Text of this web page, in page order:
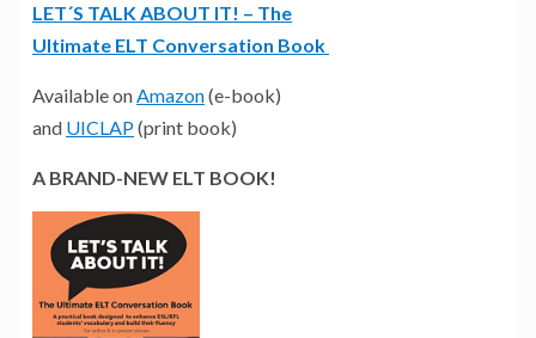
LET´S TALK ABOUT IT! – The
Ultimate ELT Conversation Book
Available onAmazon(e-book)
and UICLAP(print book)
A BRAND-NEW ELT BOOK!